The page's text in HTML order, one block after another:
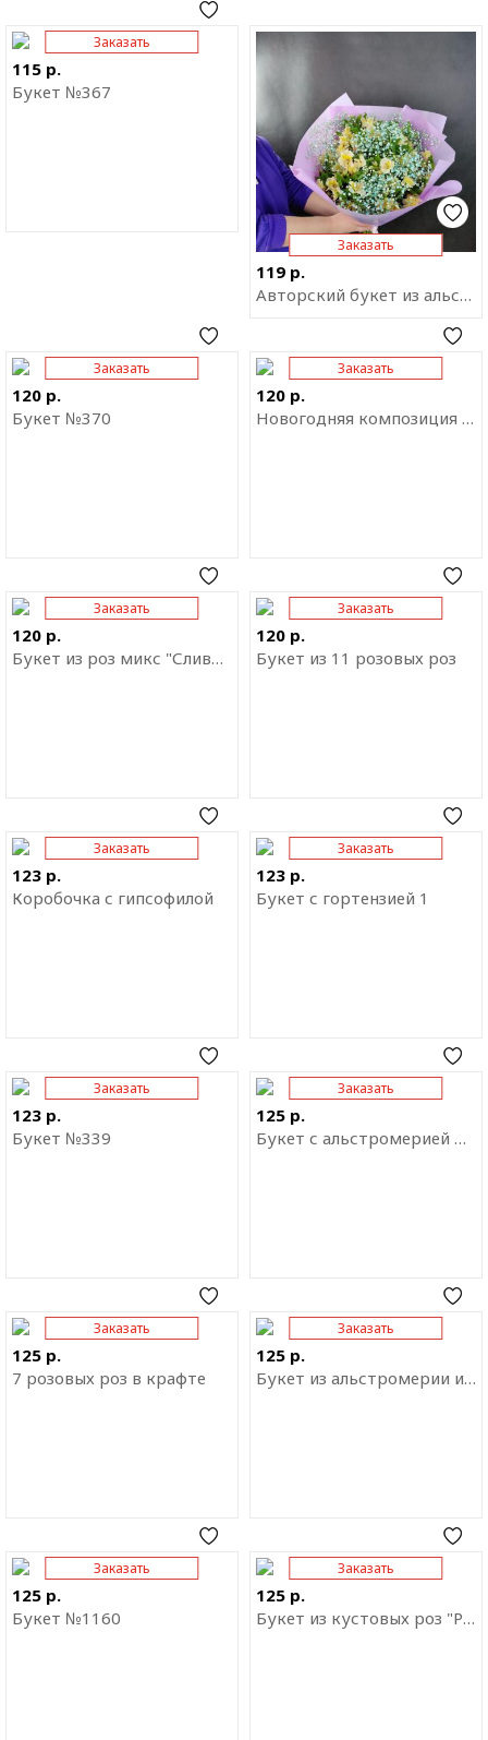
Заказать
115 р.
Букет №367
Отправить ссылку на
Заказать
119 р.
Авторский букет из альстромерии и гипсофилы "Девичья мечта"
Заказать
120 р.
Букет №370
Отправить ссылку на
Заказать
120 р.
Новогодняя композиция в корзинке
Отправить ссылку на
Заказать
120 р.
Букет из роз микс "Сливки"
Отправить ссылку на
Заказать
120 р.
Букет из 11 розовых роз
Отправить ссылку на
Заказать
123 р.
Коробочка с гипсофилой
Отправить ссылку на
Заказать
123 р.
Букет с гортензией 1
Отправить ссылку на
Заказать
123 р.
Букет №339
Отправить ссылку на
Заказать
125 р.
Букет с альстромерией микс
Отправить ссылку на
Заказать
125 р.
7 розовых роз в крафте
Отправить ссылку на
Заказать
125 р.
Букет из альстромерии и роз "Сокровенная мечта"
Отправить ссылку на
Заказать
125 р.
Букет №1160
Отправить ссылку на
Заказать
125 р.
Букет из кустовых роз "Розовая дымка"
Отправить ссылку на